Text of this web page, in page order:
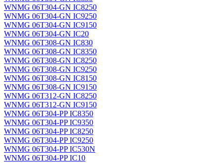
WNMG 06T304-GN IC8250
WNMG 06T304-GN IC9250
WNMG 06T304-GN IC9150
WNMG 06T304-GN IC20
WNMG 06T308-GN IC830
WNMG 06T308-GN IC8350
WNMG 06T308-GN IC8250
WNMG 06T308-GN IC9250
WNMG 06T308-GN IC8150
WNMG 06T308-GN IC9150
WNMG 06T312-GN IC8250
WNMG 06T312-GN IC9150
WNMG 06T304-PP IC8350
WNMG 06T304-PP IC9350
WNMG 06T304-PP IC8250
WNMG 06T304-PP IC9250
WNMG 06T304-PP IC530N
WNMG 06T304-PP IC10